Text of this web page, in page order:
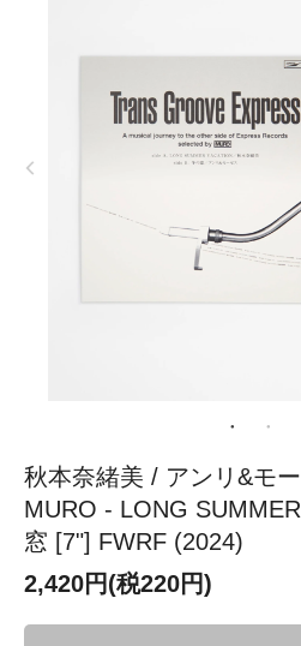
秋本奈緒美 / アンリ&モ
MURO - LONG
窓 [7"] FWRF (2024)
2,420円(税220円)